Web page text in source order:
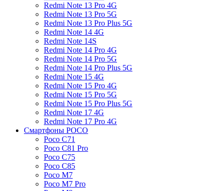
Redmi Note 13 Pro 4G
Redmi Note 13 Pro 5G
Redmi Note 13 Pro Plus 5G
Redmi Note 14 4G
Redmi Note 14S
Redmi Note 14 Pro 4G
Redmi Note 14 Pro 5G
Redmi Note 14 Pro Plus 5G
Redmi Note 15 4G
Redmi Note 15 Pro 4G
Redmi Note 15 Pro 5G
Redmi Note 15 Pro Plus 5G
Redmi Note 17 4G
Redmi Note 17 Pro 4G
Смартфоны POCO
Poco C71
Poco C81 Pro
Poco C75
Poco C85
Poco M7
Poco M7 Pro